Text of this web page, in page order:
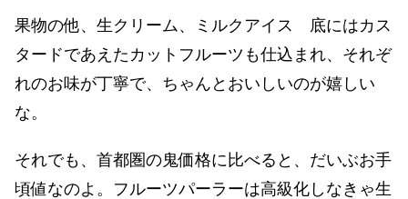
果物の他、生クリーム、ミルクアイス 底にはカス
タードであえたカットフルーツも仕込まれ、それぞ
れのお味が丁寧で、ちゃんとおいしいのが嬉しい
な。
それでも、首都圏の鬼価格に比べると、だいぶお手
頃値なのよ。フルーツパーラーは高級化しなきゃ生